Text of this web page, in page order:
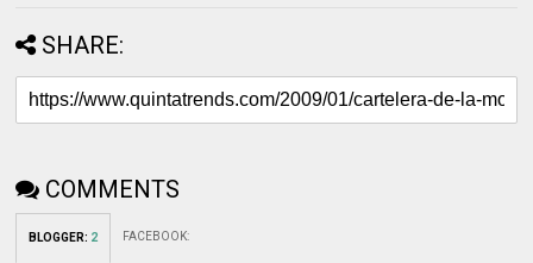
SHARE:
COMMENTS
BLOGGER: 2 FACEBOOK: